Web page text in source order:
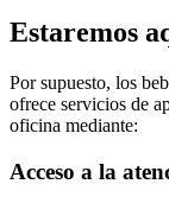
Estaremos
Por supuesto, los
ofrece servicios de
oficina mediante:
Acceso a la